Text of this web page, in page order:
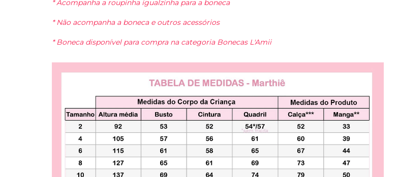
* Acompanha a roupinha igualzinha para a boneca
* Não acompanha a boneca e outros acessórios
* Boneca disponível para compra na categoria Bonecas L'Amii